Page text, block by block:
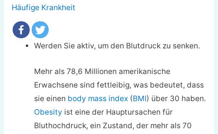
Häufige Krankheit
Werden Sie aktiv, um den Blutdruck zu senken.
Mehr als 78,6 Millionen amerikanische
Erwachsene sind fettleibig, was bedeutet, dass
sie einen body mass index (BMI) über 30 haben.
Obesity ist eine der Hauptursachen für
Bluthochdruck, ein Zustand, der mehr als 70